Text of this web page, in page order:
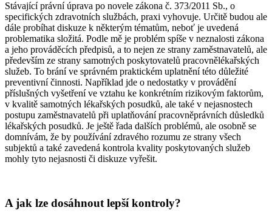
Stávající právní úprava po novele zákona č. 373/2011 Sb., o
specifických zdravotních službách, praxi vyhovuje. Určitě budou ale
dále probíhat diskuze k některým tématům, neboť je uvedená
problematika složitá. Podle mě je problém spíše v neznalosti zákona
a jeho prováděcích předpisů, a to nejen ze strany zaměstnavatelů, ale
především ze strany samotných poskytovatelů pracovnělékařských
služeb. To brání ve správném praktickém uplatnění této důležité
preventivní činnosti. Například jde o nedostatky v provádění
příslušných vyšetření ve vztahu ke konkrétním rizikovým faktorům,
v kvalitě samotných lékařských posudků, ale také v nejasnostech
postupu zaměstnavatelů při uplatňování pracovněprávních důsledků
lékařských posudků. Je ještě řada dalších problémů, ale osobně se
domnívám, že by používání zdravého rozumu ze strany všech
subjektů a také zavedená kontrola kvality poskytovaných služeb
mohly tyto nejasnosti či diskuze vyřešit.
A jak lze dosáhnout lepší kontroly?